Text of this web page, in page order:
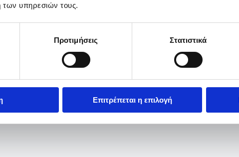
υπηρεσιών τους.
Προτιμήσεις Στατιστικά
Επιτρέπεται η επιλογή